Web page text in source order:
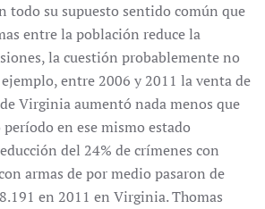
todo su supuesto sentido común que
entre la población reduce la
la cuestión probablemente no
entre 2006 y 2011 la venta de
Virginia aumentó nada menos que
en ese mismo estado
del 24% de crímenes con
armas de por medio pasaron de
en 2011 en Virginia. Thomas